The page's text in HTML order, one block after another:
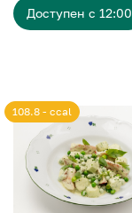
Доступен с 12:00
108.8 - ccal